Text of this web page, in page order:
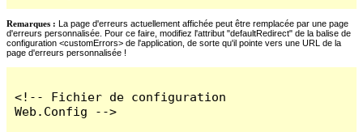
Remarques : La page d'erreurs actuellement affichée peut être remplacée par une page
d'erreurs personnalisée. Pour ce faire, modifiez l'attribut "defaultRedirect" de la balise de
configuration <customErrors> de l'application, de sorte qu'il pointe vers une URL de la
page d'erreurs personnalisée !
<!-- Fichier de configuration
Web.Config -->